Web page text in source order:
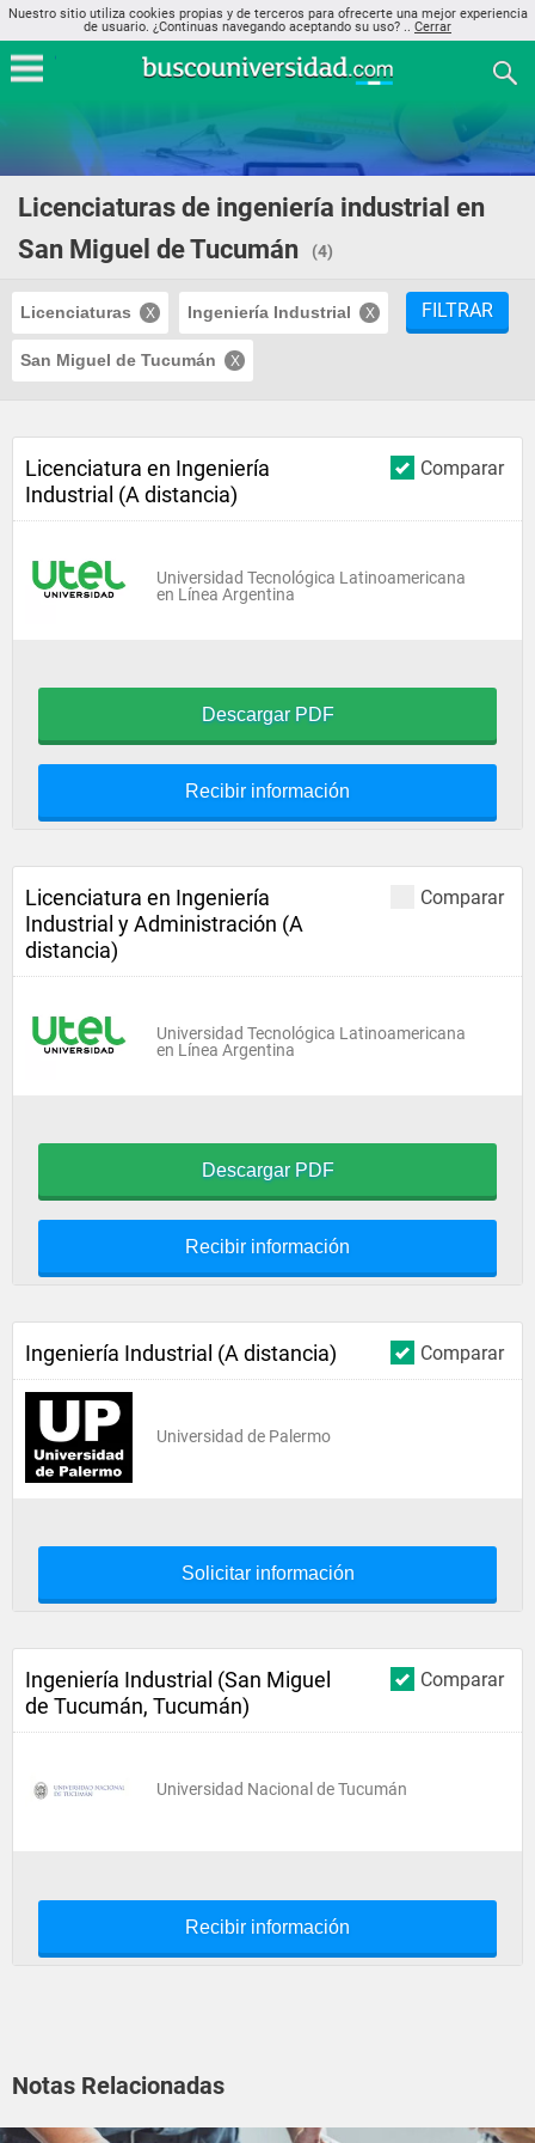
Nuestro sitio utiliza cookies propias y de terceros para ofrecerte una mejor experiencia
de usuario. ¿Continuas navegando aceptando su uso? .. Cerrar
Licenciaturas de ingeniería industrial en
San Miguel de Tucumán
(4)
Licenciaturas Ingeniería Industrial
San Miguel de Tucumán
FILTRAR
Comparar
Licenciatura en Ingeniería
Industrial (A distancia)
Universidad Tecnológica Latinoamericana
en Línea Argentina
Descargar PDF
Recibir información
Comparar
Licenciatura en Ingeniería
Industrial y Administración (A
distancia)
Universidad Tecnológica Latinoamericana
en Línea Argentina
Descargar PDF
Recibir información
Comparar
Ingeniería Industrial (A distancia)
Universidad de Palermo
Solicitar información
Comparar
Ingeniería Industrial (San Miguel
de Tucumán, Tucumán)
Universidad Nacional de Tucumán
Recibir información
Notas Relacionadas